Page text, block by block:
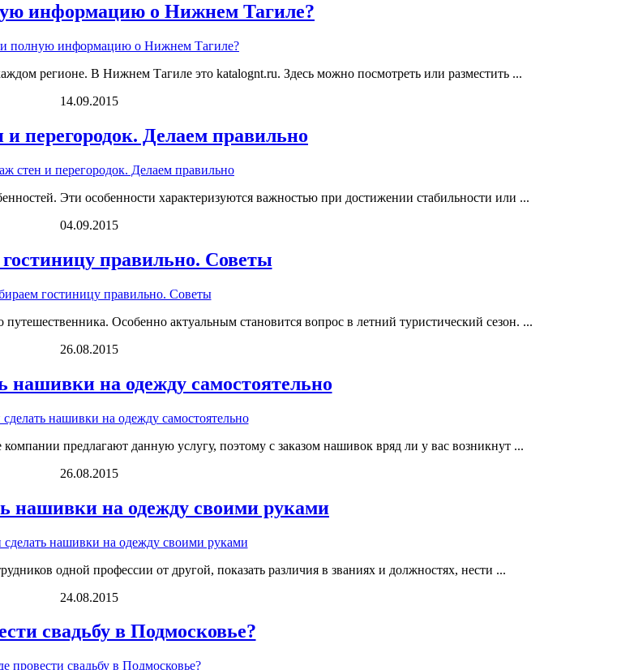
информацию о Нижнем Тагиле?
регионе. В Нижнем Тагиле это katalognt.ru. Здесь можно посмотреть или разместить ...
14.09.2015
перегородок. Делаем правильно
Эти особенности характеризуются важностью при достижении стабильности или ...
04.09.2015
правильно. Советы
Особенно актуальным становится вопрос в летний туристический сезон. ...
26.08.2015
нашивки на одежду самостоятельно
предлагают данную услугу, поэтому с заказом нашивок вряд ли у вас возникнут ...
26.08.2015
нашивки на одежду своими руками
одной профессии от другой, показать различия в званиях и должностях, нести ...
24.08.2015
свадьбу в Подмосковье?